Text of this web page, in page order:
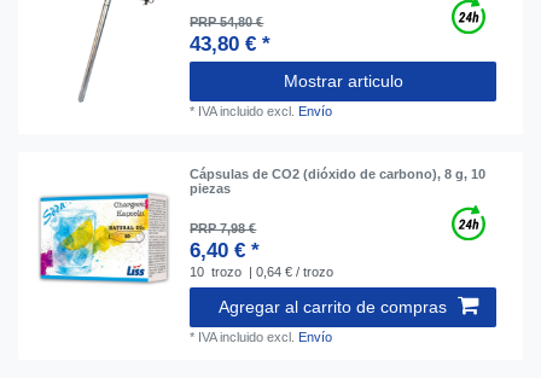
PRP 54,80 €
43,80 € *
Mostrar articulo
* IVA incluido excl. Envío
Cápsulas de CO2 (dióxido de carbono), 8 g, 10
piezas
PRP 7,98 €
6,40 € *
10 trozo | 0,64 € / trozo
Agregar al carrito de compras
* IVA incluido excl. Envío